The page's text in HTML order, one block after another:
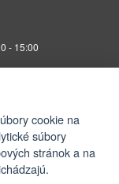
- 15:00
cookie na
súbory
stránok a na